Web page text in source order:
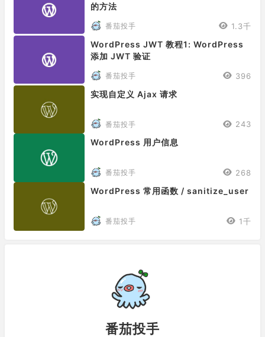
的方法
番茄投手 1.3千
WordPress JWT 教程1: WordPress
添加 JWT 验证
番茄投手 396
实现自定义 Ajax 请求
番茄投手 243
WordPress 用户信息
番茄投手 268
WordPress 常用函数 / sanitize_user
番茄投手 1千
番茄投手